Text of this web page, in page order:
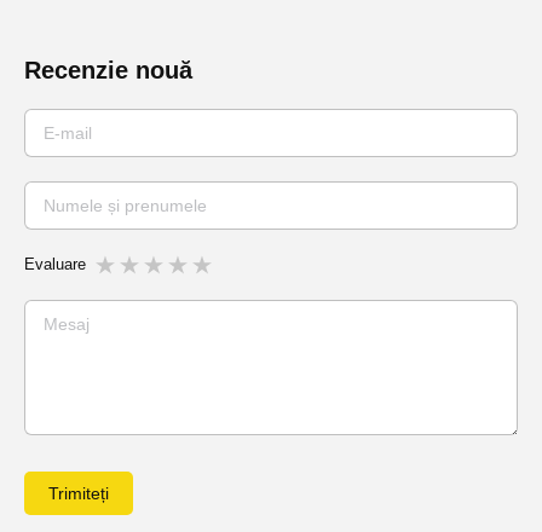
Recenzie nouă
Evaluare
Trimiteți